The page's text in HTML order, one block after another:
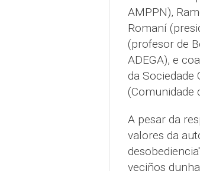
AMPPN),
Romaní
(profesor de
ADEGA), e
da Sociedade
(Comunidade
A pesar da
valores da
veciños dunha